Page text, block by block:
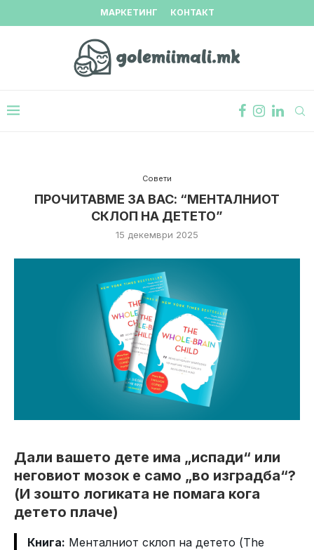
МАРКЕТИНГ КОНТАКТ
Совети
ПРОЧИТАВМЕ ЗА ВАС: “МЕНТАЛНИОТ
СКЛОП НА ДЕТЕТО”
15 декември 2025
Дали вашето дете има „испади“ или
неговиот мозок е само „во изградба“?
(И зошто логиката не помага кога
детето плаче)
Книга: Менталниот склоп на детето (The